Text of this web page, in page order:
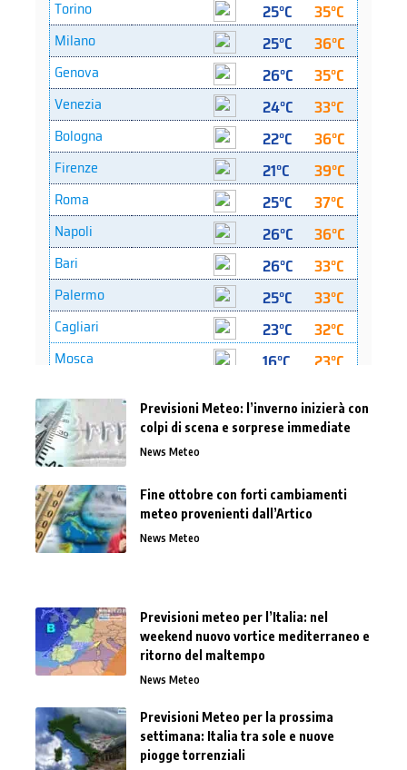
Previsioni Meteo: l’inverno inizierà con
colpi di scena e sorprese immediate
News Meteo
Fine ottobre con forti cambiamenti
meteo provenienti dall’Artico
News Meteo
Previsioni meteo per l’Italia: nel
weekend nuovo vortice mediterraneo e
ritorno del maltempo
News Meteo
Previsioni Meteo per la prossima
settimana: Italia tra sole e nuove
piogge torrenziali